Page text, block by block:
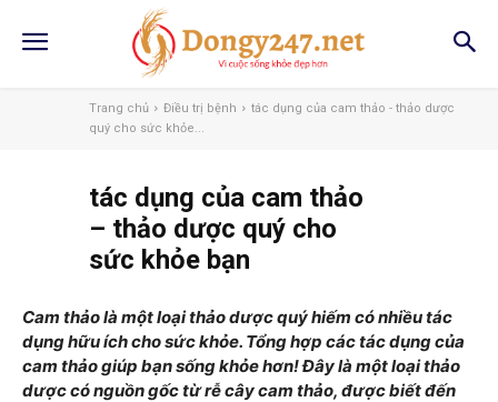
Trang chủ Điều trị bệnh
tác dụng của cam thảo - thảo dược
quý cho sức khỏe...
tác dụng của cam thảo
– thảo dược quý cho
sức khỏe bạn
Cam thảo là một loại thảo dược quý hiếm có nhiều tác
dụng hữu ích cho sức khỏe. Tổng hợp các tác dụng của
cam thảo giúp bạn sống khỏe hơn! Đây là một loại thảo
dược có nguồn gốc từ rễ cây cam thảo, được biết đến